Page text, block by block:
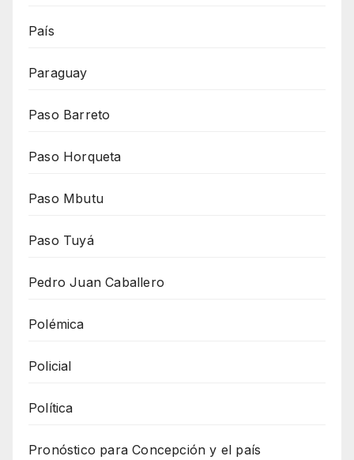
País
Paraguay
Paso Barreto
Paso Horqueta
Paso Mbutu
Paso Tuyá
Pedro Juan Caballero
Polémica
Policial
Política
Pronóstico para Concepción y el país